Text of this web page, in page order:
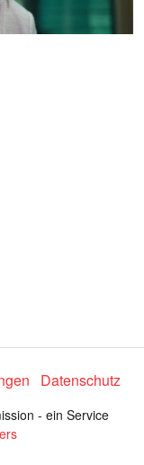
Datenschutz
- ein Service